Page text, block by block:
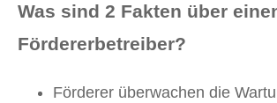
Was sind 2 Fakten über
Fördererbetreiber?
Förderer überwachen die